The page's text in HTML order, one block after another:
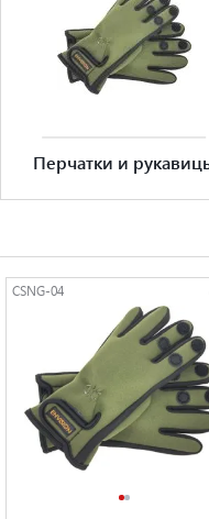
Перчатки и
CSNG-04